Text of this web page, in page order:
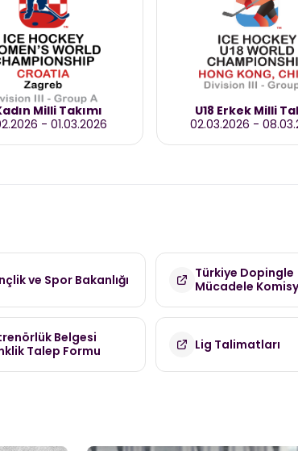
Milli Takımı
- 01.03.2026
U18 Erkek Milli
02.03.2026 -
ve Spor Bakanlığı
Türkiye Dopingle
Mücadele
Belgesi
Talep Formu
Lig Talimatları